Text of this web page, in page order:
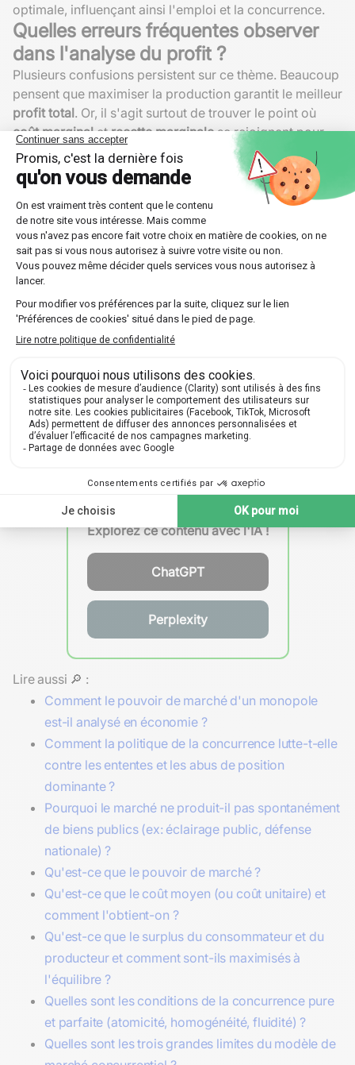
optimale, influençant ainsi l'emploi et la concurrence.
Quelles erreurs fréquentes observer
dans l'analyse du profit ?
Plusieurs confusions persistent sur ce thème. Beaucoup
pensent que maximiser la production garantit le meilleur
profit total. Or, il s'agit surtout de trouver le point où
coût marginaletrecette marginalese rejoignent pour
atteindre le
profit maximal
D'autres oublient l'impact du contexte concurrentiel sur
larecette marginale. Sur un marché très compétitif, la
recette marginalediminue vite avec l'augmentation de
la production. Enfin, comparer le
recette marginale ne permet pas de piloter efficacement
la production : seul lecoût marginalimporte.
Confondre
produite maximale
Sous-estimer la variabilité ducoût marginal
le contexte technologique ou énergétique
surtout en situation de concurrence
Face aux changements de prix, de technologies ou de
contraintes énergétiques, comment pensez-vous que
les entreprises adapteront demain leurs stratégies de
production pour maintenir ou augmenter leur
Explorez ce contenu avec l'IA !
ChatGPT
Perplexity
Lire aussi 🔎 :
Comment le pouvoir de marché d'un monopole
est-il analysé en économie ?
Comment la politique de la concurrence lutte-t-elle
contre les ententes et les abus de position
dominante ?
Pourquoi le marché ne produit-il pas spontanément
de biens publics (ex: éclairage public, défense
nationale) ?
Qu'est-ce que le pouvoir de marché ?
Qu'est-ce que le coût moyen (ou coût unitaire) et
comment l'obtient-on ?
Qu'est-ce que le surplus du consommateur et du
producteur et comment sont-ils maximisés à
l'équilibre ?
Quelles sont les conditions de la concurrence pure
et parfaite (atomicité, homogénéité, fluidité) ?
Quelles sont les trois grandes limites du modèle de